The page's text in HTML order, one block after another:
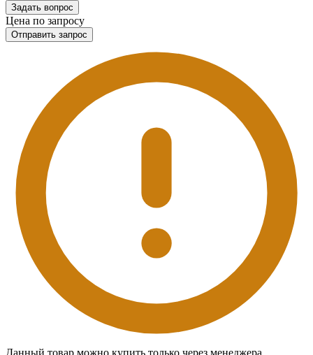
Задать вопрос
Цена по запросу
Отправить запрос
Данный товар можно купить только через менеджера